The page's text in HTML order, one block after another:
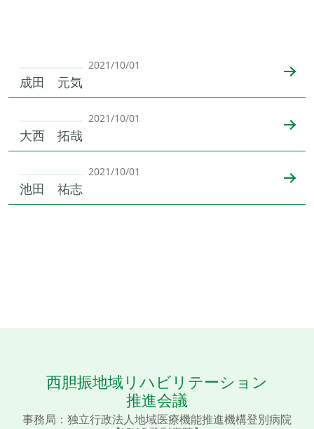
2021/10/01
成田 元気
2021/10/01
大西 拓哉
2021/10/01
池田 祐志
西胆振地域リハビリテーション
推進会議
事務局：独立行政法人地域医療機能推進機構登別病院